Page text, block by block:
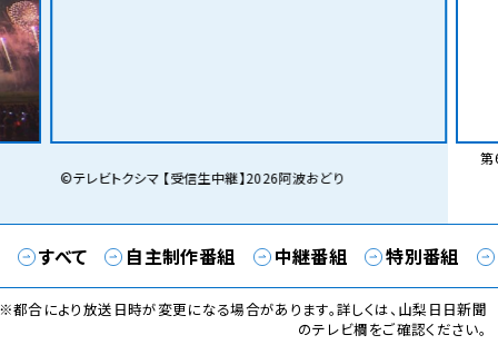
©テレビトクシマ 【受信生中継】2026阿波おどり
第
すべて 自主制作番組 中継番組 特別番組
都合により放送日時が変更になる場合があります。詳しくは、山梨日日新聞
のテレビ欄をご確認ください。